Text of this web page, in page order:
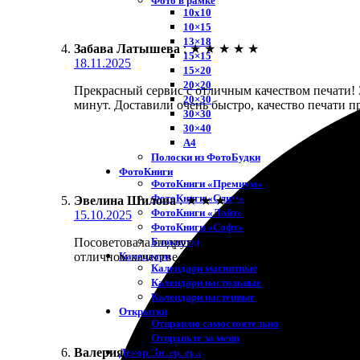
10х10
10×15
13×18
15×15
15×20
20×20
20×30
30×30
30×40
A4
Полоски из ФотоБудки
ФотоКниги
ФотоКниги «Премиум»
ФотоКниги «Слим»
ФотоКниги «Лайт»
ФотоКниги «Софт»
Блокноты
Календари
Календари магнитные
Календари настольные
Календари настенные
Открытки
Отправлю самостоятельно
Отправьте за меня
Декор Интерьера
Забава Латышева : ★ ★ ★ ★ ★
18.11.2025
Прекрасный сервис с отличным качеством
минут. Доставили очень быстро, качество печати
Эвелина Шилова : ★ ★ ★ ★ ★
15.10.2025
Посоветовала подруга попробовать их услуги.
отличном качестве. Очень довольна!
Валерия Т. : ★ ★ ★ ★